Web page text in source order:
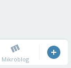
Mikroblog